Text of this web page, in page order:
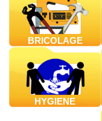
BRICOLAGE
HYGIENE